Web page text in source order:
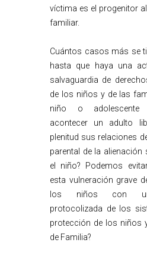
víctima es el progenitor
familiar.
Cuántos casos más se
hasta que haya una
salvaguardia de
de los niños y de las
niño o adolescente
acontecer un adulto
plenitud sus relaciones
parental de la alienación
el niño? Podemos
esta vulneración grave
los niños con
protocolizada de los
protección de los niños
de Familia?